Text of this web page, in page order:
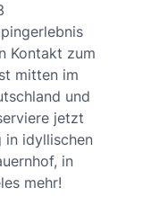
Kontakt zum
mitten im
und
jetzt
in idyllischen
in
mehr!